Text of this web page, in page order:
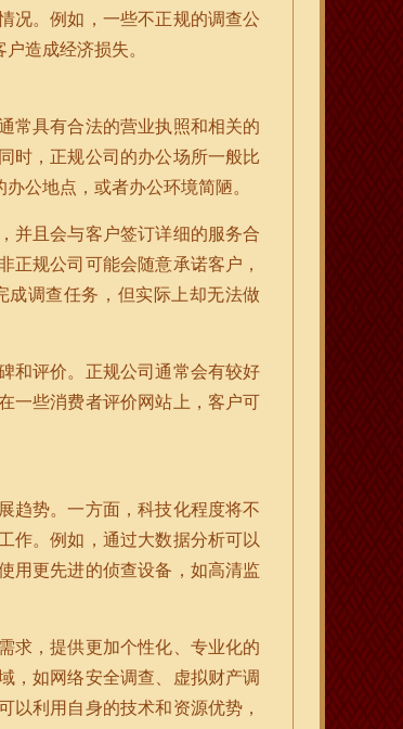
况。例如，一些不正规的调查公
造成经济损失。
常具有合法的营业执照和相关的
时，正规公司的办公场所一般比
公地点，或者办公环境简陋。
并且会与客户签订详细的服务合
正规公司可能会随意承诺客户，
调查任务，但实际上却无法做
和评价。正规公司通常会有较好
一些消费者评价网站上，客户可
趋势。一方面，科技化程度将不
作。例如，通过大数据分析可以
用更先进的侦查设备，如高清监
求，提供更加个性化、专业化的
，如网络安全调查、虚拟财产调
以利用自身的技术和资源优势，